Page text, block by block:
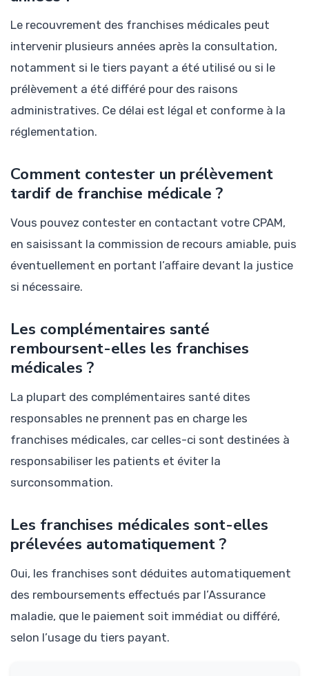
Le recouvrement des franchises médicales peut
intervenir plusieurs années après la consultation,
notamment si le tiers payant a été utilisé ou si le
prélèvement a été différé pour des raisons
administratives. Ce délai est légal et conforme à la
réglementation.
Comment contester un prélèvement
tardif de franchise médicale ?
Vous pouvez contester en contactant votre CPAM,
en saisissant la commission de recours amiable, puis
éventuellement en portant l’affaire devant la justice
si nécessaire.
Les complémentaires santé
remboursent-elles les franchises
médicales ?
La plupart des complémentaires santé dites
responsables ne prennent pas en charge les
franchises médicales, car celles-ci sont destinées à
responsabiliser les patients et éviter la
surconsommation.
Les franchises médicales sont-elles
prélevées automatiquement ?
Oui, les franchises sont déduites automatiquement
des remboursements effectués par l’Assurance
maladie, que le paiement soit immédiat ou différé,
selon l’usage du tiers payant.